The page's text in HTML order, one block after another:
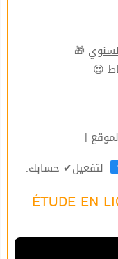
🎁
لتفعيل✔ حسابك.
ÉTUDE EN